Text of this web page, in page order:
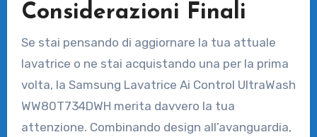
Considerazioni Finali
Se stai pensando di aggiornare la tua attuale
lavatrice o ne stai acquistando una per la prima
volta, la Samsung Lavatrice Ai Control UltraWash
WW80T734DWH merita davvero la tua
attenzione. Combinando design all’avanguardia,